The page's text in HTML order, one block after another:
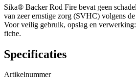
Sika® Backer Rod Fire bevat geen
van zeer ernstige zorg (SVHC) volgens
Voor veilig gebruik, opslag en
fiche.
Specificaties
Artikelnummer